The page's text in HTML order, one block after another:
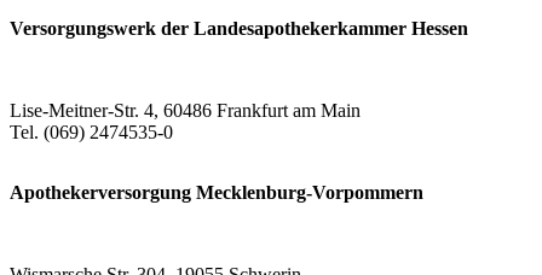
Versorgungswerk der Landesapothekerkammer Hessen
Lise-Meitner-Str. 4, 60486 Frankfurt am Main
Tel. (069) 2474535-0
Apothekerversorgung Mecklenburg-Vorpommern